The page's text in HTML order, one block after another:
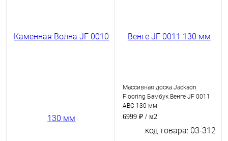
Массивная доска Jackson
Flooring Бамбук Венге JF 0011
ABC 130 мм
6999 ₽ / м2
код товара: 03-312